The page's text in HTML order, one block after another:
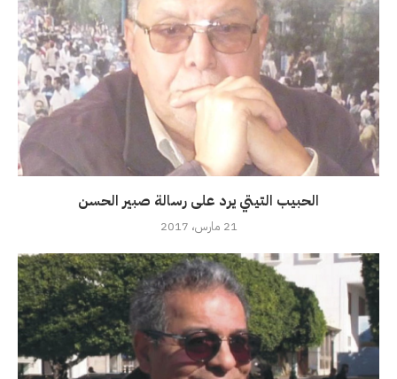
الحبيب التيتي يرد على رسالة صبير الحسن
21 مارس، 2017